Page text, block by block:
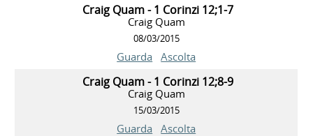
Craig Quam - 1 Corinzi 12;1-7
Craig Quam
08/03/2015
Guarda Ascolta
Craig Quam - 1 Corinzi 12;8-9
Craig Quam
15/03/2015
Guarda Ascolta